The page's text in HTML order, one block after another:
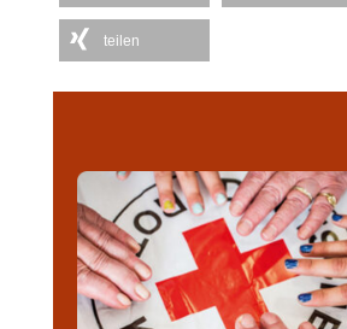
teilen